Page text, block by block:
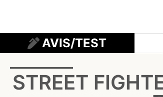
AVIS/TEST
STREET